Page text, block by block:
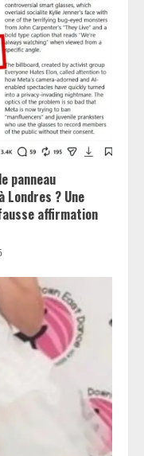
panneau
? Une
affirmation